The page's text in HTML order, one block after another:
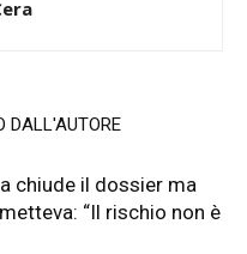
DALL'AUTORE
chiude il dossier ma
“Il rischio non è